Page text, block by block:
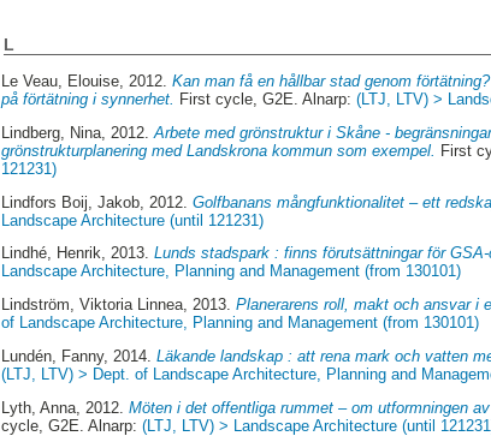
L
Le Veau, Elouise, 2012.Kan man få en hållbar stad genom
på förtätning i synnerhet. First cycle, G2E. Alnarp:(LTJ, LTV) >
Lindberg, Nina , 2012.Arbete med grönstruktur i Skåne -
grönstrukturplanering med Landskrona kommun som exempel.
First
121231)
Lindfors Boij, Jakob , 2012.Golfbanans mångfunktionalitet – ett
Landscape Architecture (until 121231)
Lindhé, Henrik, 2013.Lunds stadspark : finns förutsättningar för GSA-
Landscape Architecture, Planning and Management (from 130101)
Lindström, Viktoria Linnea, 2013.Planerarens roll, makt och ansvar i
of Landscape Architecture, Planning and Management (from 130101)
Lundén, Fanny, 2014.Läkande landskap : att rena mark och vatten
(LTJ, LTV) > Dept. of Landscape Architecture, Planning and
Lyth, Anna , 2012.Möten i det offentliga rummet – om utformningen
cycle, G2E. Alnarp:(LTJ, LTV) > Landscape Architecture (until